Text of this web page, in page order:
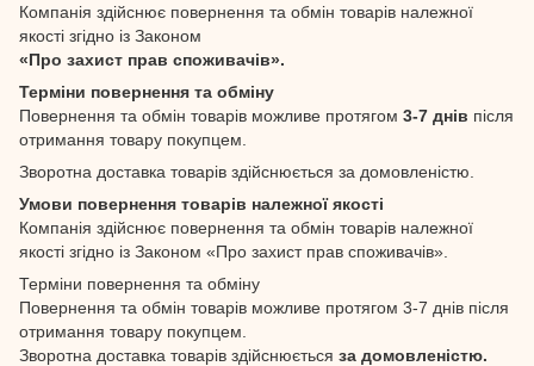
Компанія здійснює повернення та обмін товарів належної
якості згідно із Законом
«Про захист прав споживачів».
Терміни повернення та обміну
Повернення та обмін товарів можливе протягом 3-7 днів після
отримання товару покупцем.
Зворотна доставка товарів здійснюється за домовленістю.
Умови повернення товарів належної якості
Компанія здійснює повернення та обмін товарів належної
якості згідно із Законом «Про захист прав споживачів».
Терміни повернення та обміну
Повернення та обмін товарів можливе протягом 3-7 днів після
отримання товару покупцем.
Зворотна доставка товарів здійснюється за домовленістю.